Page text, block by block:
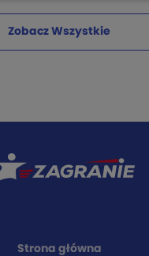
Zobacz Wszystkie
Strona główna